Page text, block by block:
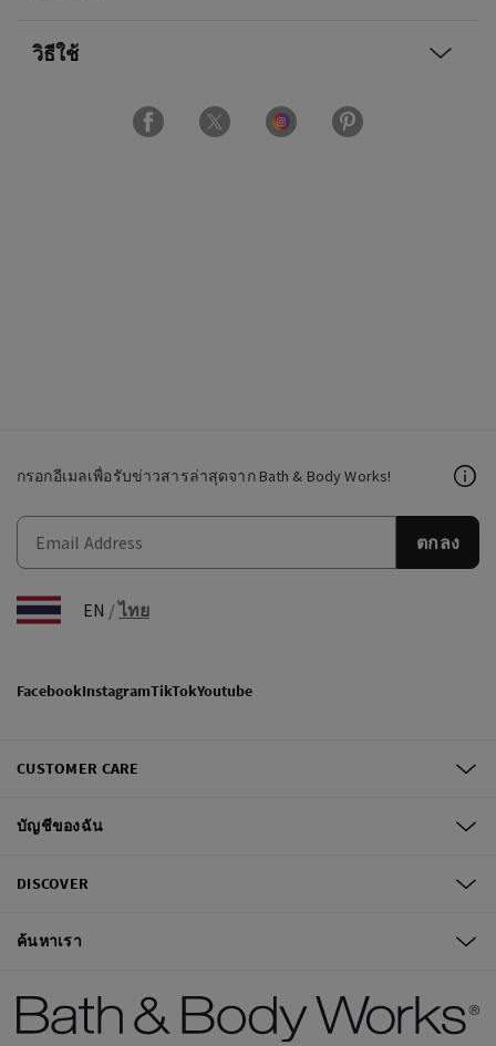
วิธีใช้
กรอกอีเมลเพื่อรับข่าวสารล่าสุดจาก Bath & Body Works!
ตกลง
EN /ไทย
FacebookInstagramTikTokYoutube
CUSTOMER CARE
บัญชีของฉัน
DISCOVER
ค้นหาเรา